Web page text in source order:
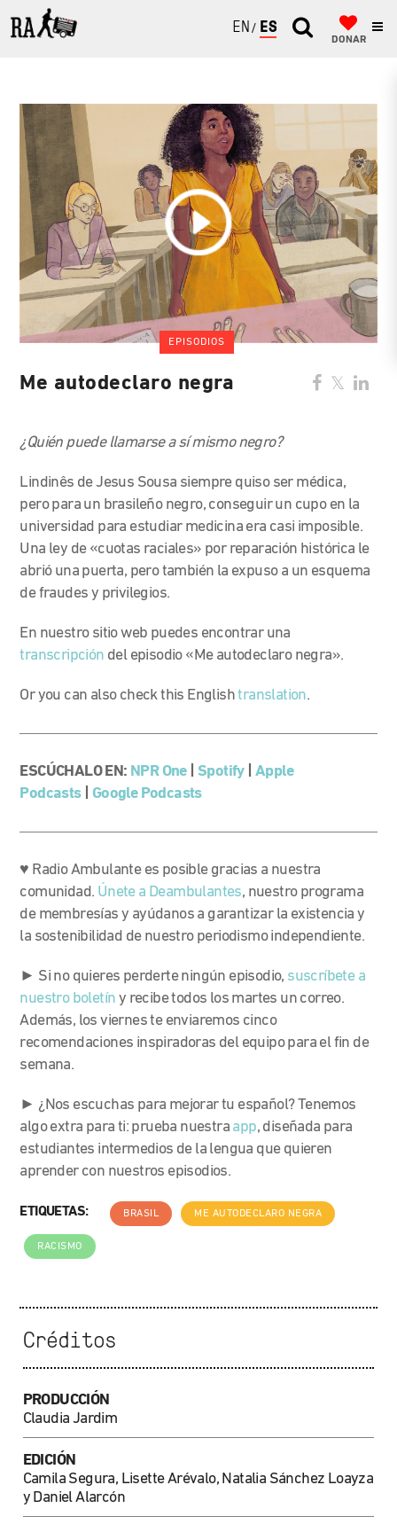
ENGLISH
ESPAÑOL
DONAR
EPISODIOS
Me autodeclaro negra
¿Quién puede llamarse a sí mismo negro?
Lindinês de Jesus Sousa siempre quiso ser médica,
pero para un brasileño negro, conseguir un cupo en la
universidad para estudiar medicina era casi imposible.
Una ley de «cuotas raciales» por reparación histórica le
abrió una puerta, pero también la expuso a un esquema
de fraudes y privilegios.
En nuestro sitio web puedes encontrar una
transcripción del episodio «Me autodeclaro negra».
Or you can also check this Englishtranslation.
ESCÚCHALO EN: NPR One|Spotify|Apple
Podcasts| Google Podcasts
♥ Radio Ambulante es posible gracias a nuestra
comunidad. Únete a Deambulantes, nuestro programa
de membresías y ayúdanos a garantizar la existencia y
la sostenibilidad de nuestro periodismo independiente.
► Si no quieres perderte ningún episodio, suscríbete a
nuestro boletín y recibe todos los martes un correo.
Además, los viernes te enviaremos cinco
recomendaciones inspiradoras del equipo para el fin de
semana.
► ¿Nos escuchas para mejorar tu español? Tenemos
algo extra para ti: prueba nuestra app, diseñada para
estudiantes intermedios de la lengua que quieren
aprender con nuestros episodios.
ETIQUETAS: BRASIL ME AUTODECLARO NEGRA
RACISMO
Créditos
PRODUCCIÓN
Claudia Jardim
EDICIÓN
Camila Segura, Lisette Arévalo, Natalia Sánchez Loayza
y Daniel Alarcón